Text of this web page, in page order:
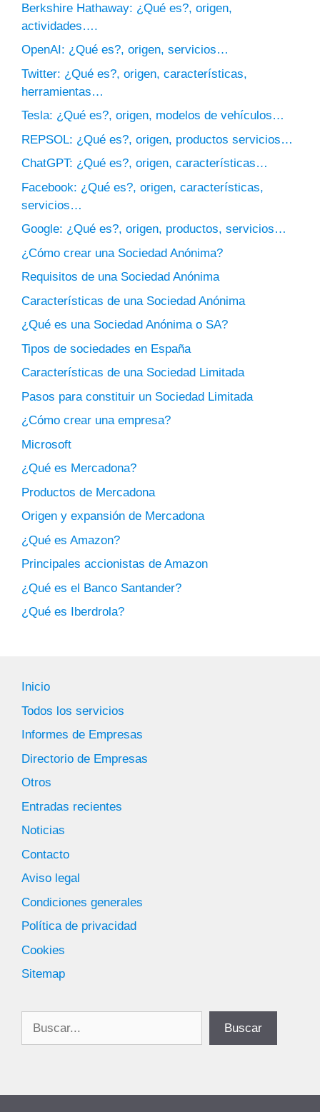
Berkshire Hathaway: ¿Qué es?, origen,
actividades….
OpenAI: ¿Qué es?, origen, servicios…
Twitter: ¿Qué es?, origen, características,
herramientas…
Tesla: ¿Qué es?, origen, modelos de vehículos…
REPSOL: ¿Qué es?, origen, productos servicios…
ChatGPT: ¿Qué es?, origen, características…
Facebook: ¿Qué es?, origen, características,
servicios…
Google: ¿Qué es?, origen, productos, servicios…
¿Cómo crear una Sociedad Anónima?
Requisitos de una Sociedad Anónima
Características de una Sociedad Anónima
¿Qué es una Sociedad Anónima o SA?
Tipos de sociedades en España
Características de una Sociedad Limitada
Pasos para constituir un Sociedad Limitada
¿Cómo crear una empresa?
Microsoft
¿Qué es Mercadona?
Productos de Mercadona
Origen y expansión de Mercadona
¿Qué es Amazon?
Principales accionistas de Amazon
¿Qué es el Banco Santander?
¿Qué es Iberdrola?
Inicio
Todos los servicios
Informes de Empresas
Directorio de Empresas
Otros
Entradas recientes
Noticias
Contacto
Aviso legal
Condiciones generales
Política de privacidad
Cookies
Sitemap
Buscar